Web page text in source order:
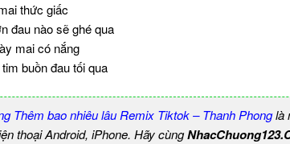
thức giấc
đau nào sẽ ghé qua
mai có nắng
buồn đau tối qua
Thêm bao nhiêu lâu Remix Tiktok – Thanh Phonglà
thoại Android, iPhone. Hãy cùng